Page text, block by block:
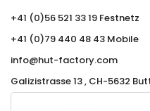
+41 (0)56 521 33 19 Festnetz
+41 (0)79 440 48 43 Mobile
info@hut-factory.com
Galizistrasse 13 , CH-5632